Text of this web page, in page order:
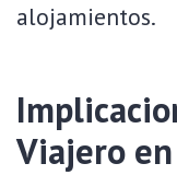
alojamientos.
Viajero